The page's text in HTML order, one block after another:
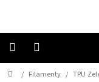
Domů
/ Filamenty / TPU